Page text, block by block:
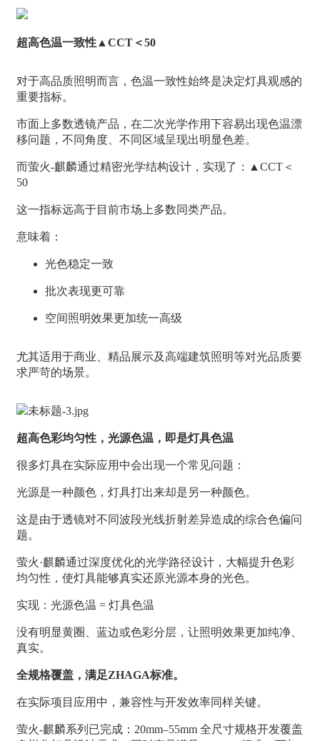
超高色温一致性▲CCT＜50
对于高品质照明而言，色温一致性始终是决定灯具观感的
重要指标。
市面上多数透镜产品，在二次光学作用下容易出现色温漂
移问题，不同角度、不同区域呈现出明显色差。
而萤火-麒麟通过精密光学结构设计，实现了：▲CCT＜
50
这一指标远高于目前市场上多数同类产品。
意味着：
光色稳定一致
批次表现更可靠
空间照明效果更加统一高级
尤其适用于商业、精品展示及高端建筑照明等对光品质要
求严苛的场景。
超高色彩均匀性，光源色温，即是灯具色温
很多灯具在实际应用中会出现一个常见问题：
光源是一种颜色，灯具打出来却是另一种颜色。
这是由于透镜对不同波段光线折射差异造成的综合色偏问
题。
萤火·麒麟通过深度优化的光学路径设计，大幅提升色彩
均匀性，使灯具能够真实还原光源本身的光色。
实现：光源色温 = 灯具色温
没有明显黄圈、蓝边或色彩分层，让照明效果更加纯净、
真实。
全规格覆盖，满足ZHAGA标准。
在实际项目应用中，兼容性与开发效率同样关键。
萤火-麒麟系列已完成：20mm–55mm 全尺寸规格开发覆盖